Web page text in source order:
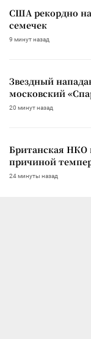
США рекордно
семечек
9 минут назад
Звездный
московский
20 минут назад
Британская НКО
причиной
24 минуты назад